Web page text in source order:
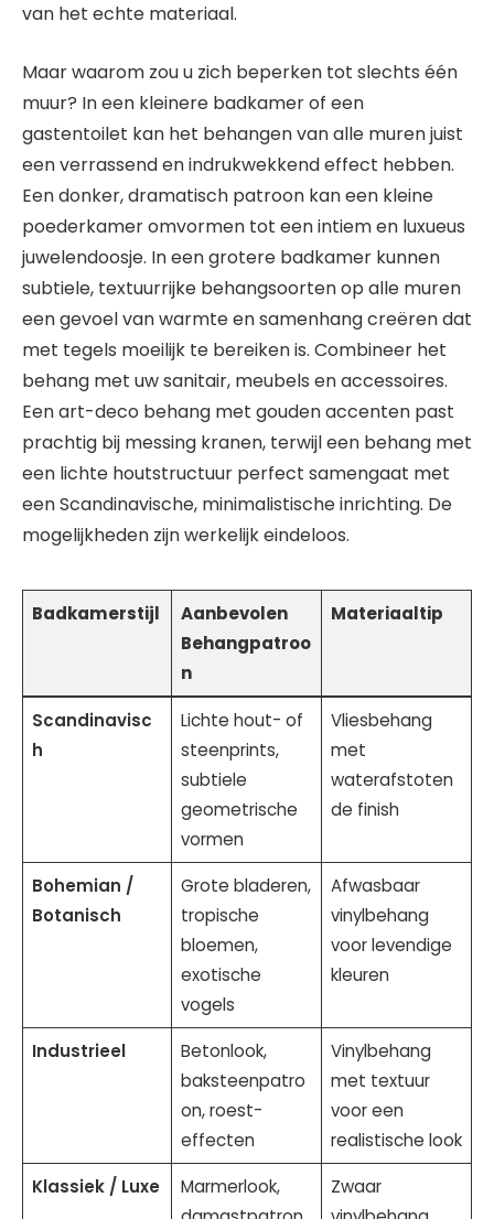
van het echte materiaal.
Maar waarom zou u zich beperken tot slechts één
muur? In een kleinere badkamer of een
gastentoilet kan het behangen van alle muren juist
een verrassend en indrukwekkend effect hebben.
Een donker, dramatisch patroon kan een kleine
poederkamer omvormen tot een intiem en luxueus
juwelendoosje. In een grotere badkamer kunnen
subtiele, textuurrijke behangsoorten op alle muren
een gevoel van warmte en samenhang creëren dat
met tegels moeilijk te bereiken is. Combineer het
behang met uw sanitair, meubels en accessoires.
Een art-deco behang met gouden accenten past
prachtig bij messing kranen, terwijl een behang met
een lichte houtstructuur perfect samengaat met
een Scandinavische, minimalistische inrichting. De
mogelijkheden zijn werkelijk eindeloos.
Badkamerstijl
Aanbevolen
Behangpatroo
n
Materiaaltip
Scandinavisc
h
Lichte hout- of
steenprints,
subtiele
geometrische
vormen
Vliesbehang
met
waterafstoten
de finish
Bohemian /
Botanisch
Grote bladeren,
tropische
bloemen,
exotische
vogels
Afwasbaar
vinylbehang
voor levendige
kleuren
Industrieel
Betonlook,
baksteenpatro
on, roest-
effecten
Vinylbehang
met textuur
voor een
realistische look
Klassiek / Luxe
Marmerlook,
Zwaar